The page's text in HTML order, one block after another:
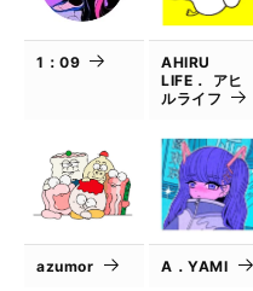
1：09
AHIRU
LIFE． アヒ
ルライフ
azumor A．YAMI